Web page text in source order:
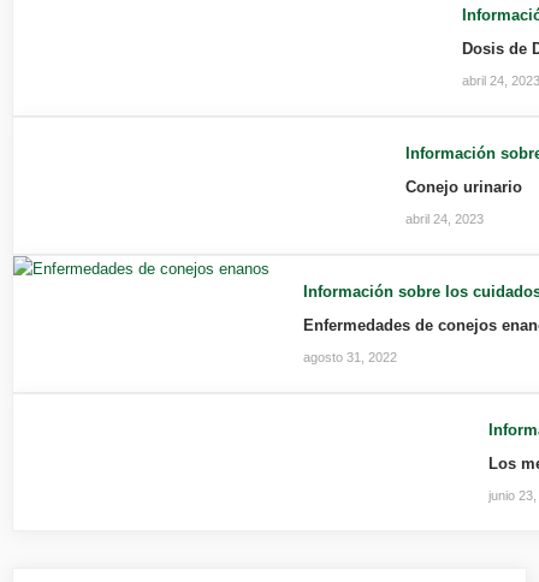
Dosis de
abril 24,
Información
Conejo urinario
abril 24, 2023
Información sobre los
Enfermedades de conejos
agosto 31, 2022
Los
junio